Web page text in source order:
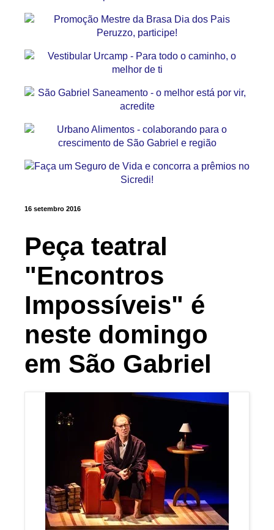
16 setembro 2016
Peça teatral
"Encontros
Impossíveis" é
neste domingo
em São Gabriel